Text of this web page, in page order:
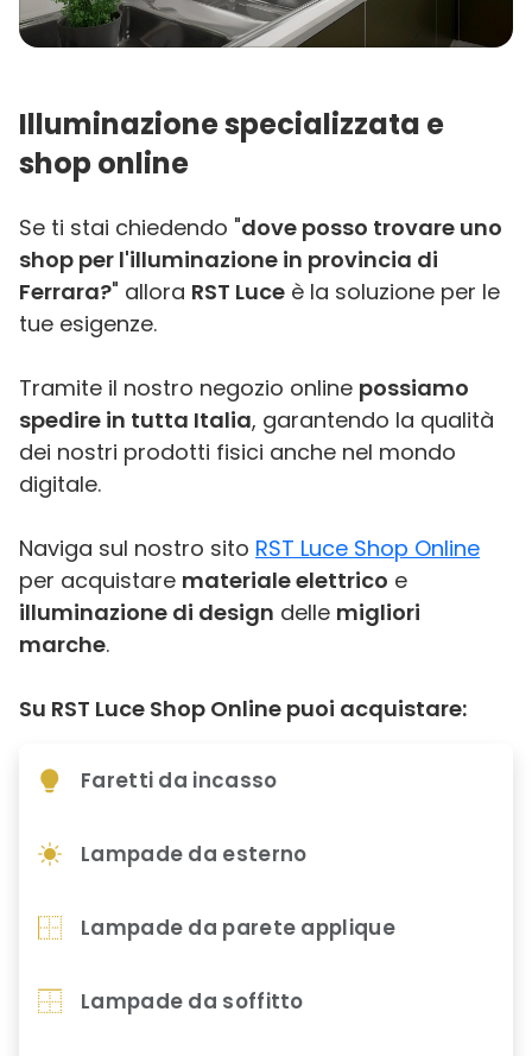
Illuminazione specializzata e
shop online
Se ti stai chiedendo "dove posso trovare uno
shop per l'illuminazione in provincia di
Ferrara?" allora RST Luce è la soluzione per le
tue esigenze.
Tramite il nostro negozio online possiamo
spedire in tutta Italia, garantendo la qualità
dei nostri prodotti fisici anche nel mondo
digitale.
Naviga sul nostro sito RST Luce Shop Online
per acquistare materiale elettrico e
illuminazione di design delle migliori
marche.
Su RST Luce Shop Online puoi acquistare:
Faretti da incasso
Lampade da esterno
Lampade da parete applique
Lampade da soffitto